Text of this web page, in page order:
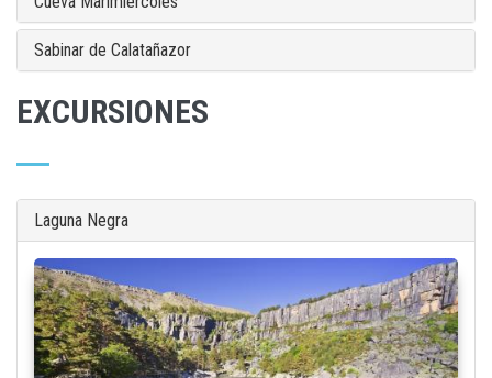
Sabinar de Calatañazor
EXCURSIONES
Laguna Negra